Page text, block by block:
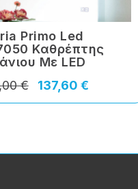
Primo Led
Καθρέπτης
Με LED
137,60 €
€